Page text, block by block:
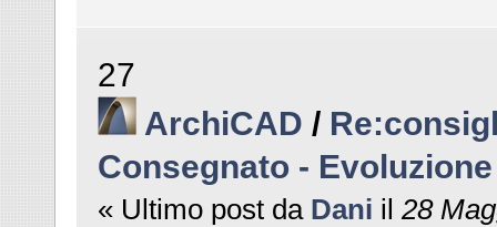
27
ArchiCAD /
Consegnato -
« Ultimo post da Dani il 28